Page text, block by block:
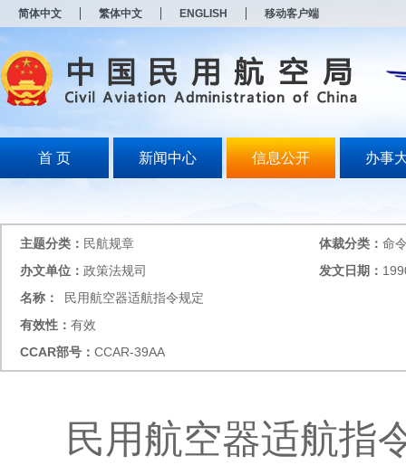
简体中文 繁体中文 ENGLISH 移动客户端
首 页 新闻中心 信息公开 办事
主题分类： 民航规章 体裁分类： 命
办文单位： 政策法规司 发文日期：
名称：
民用航空器适航指令规定
有效性： 有效
CCAR部号： CCAR-39AA
民用航空器适航指
打
开
无
障
说